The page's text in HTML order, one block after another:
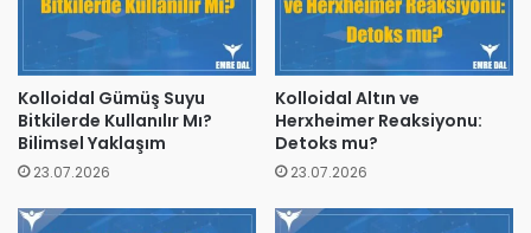
Kolloidal Gümüş Suyu
Bitkilerde Kullanılır Mı?
Bilimsel Yaklaşım
23.07.2026
Kolloidal Altın ve
Herxheimer Reaksiyonu:
Detoks mu?
23.07.2026